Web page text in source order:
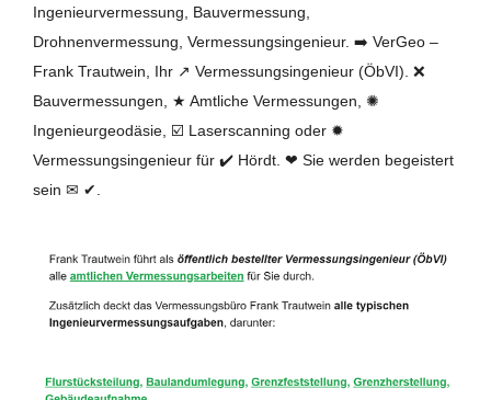
Ingenieurvermessung, Bauvermessung,
Drohnenvermessung, Vermessungsingenieur. ➡️ VerGeo –
Frank Trautwein, Ihr ↗️ Vermessungsingenieur (ÖbVI). ❌
Bauvermessungen, ★ Amtliche Vermessungen, ✺
Ingenieurgeodäsie, ☑️ Laserscanning oder ✹
Vermessungsingenieur für ✔️ Hördt. ❤ Sie werden begeistert
sein ✉ ✔.